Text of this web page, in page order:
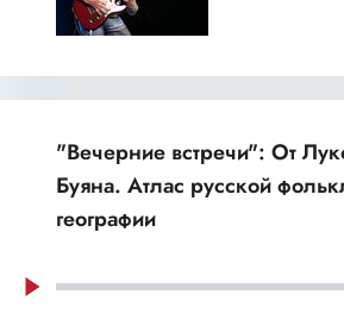
"Вечерние встречи": От
Буяна. Атлас русской
географии